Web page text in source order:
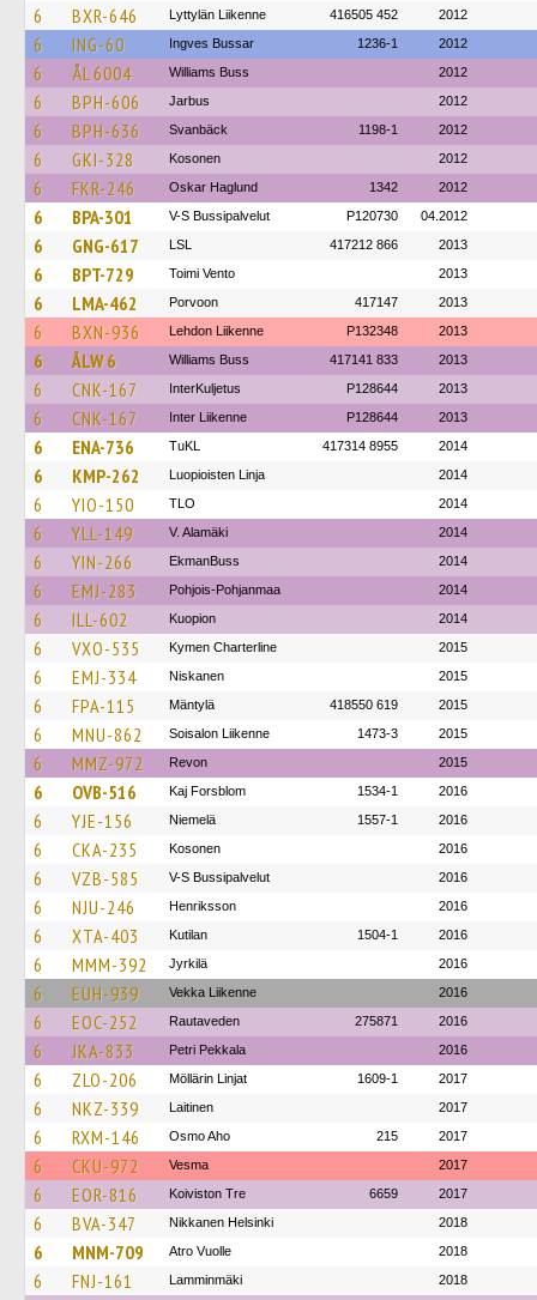
6 BXR-646 Lyttylän Liikenne 416505 452 2012
6 ING-60 Ingves Bussar 1236-1 2012
6 ÅL 6004 Williams Buss 2012
6 BPH-606 Jarbus 2012
6 BPH-636 Svanbäck 1198-1 2012
6 GKI-328 Kosonen 2012
6 FKR-246 Oskar Haglund 1342 2012
6 BPA-301 V-S Bussipalvelut P120730 04.2012
6 GNG-617 LSL 417212 866 2013
6 BPT-729 Toimi Vento 2013
6 LMA-462 Porvoon 417147 2013
6 BXN-936 Lehdon Liikenne P132348 2013
6 ÅLW 6 Williams Buss 417141 833 2013
6 CNK-167 InterKuljetus P128644 2013
6 CNK-167 Inter Liikenne P128644 2013
6 ENA-736 TuKL 417314 8955 2014
6 KMP-262 Luopioisten Linja 2014
6 YIO-150 TLO 2014
6 YLL-149 V. Alamäki 2014
6 YIN-266 EkmanBuss 2014
6 EMJ-283 Pohjois-Pohjanmaa 2014
6 ILL-602 Kuopion 2014
6 VXO-535 Kymen Charterline 2015
6 EMJ-334 Niskanen 2015
6 FPA-115 Mäntylä 418550 619 2015
6 MNU-862 Soisalon Liikenne 1473-3 2015
6 MMZ-972 Revon 2015
6 OVB-516 Kaj Forsblom 1534-1 2016
6 YJE-156 Niemelä 1557-1 2016
6 CKA-235 Kosonen 2016
6 VZB-585 V-S Bussipalvelut 2016
6 NJU-246 Henriksson 2016
6 XTA-403 Kutilan 1504-1 2016
6 MMM-392 Jyrkilä 2016
6 EUH-939 Vekka Liikenne 2016
6 EOC-252 Rautaveden 275871 2016
6 JKA-833 Petri Pekkala 2016
6 ZLO-206 Möllärin Linjat 1609-1 2017
6 NKZ-339 Laitinen 2017
6 RXM-146 Osmo Aho 215 2017
6 CKU-972 Vesma 2017
6 EOR-816 Koiviston Tre 6659 2017
6 BVA-347 Nikkanen Helsinki 2018
6 MNM-709 Atro Vuolle 2018
6 FNJ-161 Lamminmäki 2018